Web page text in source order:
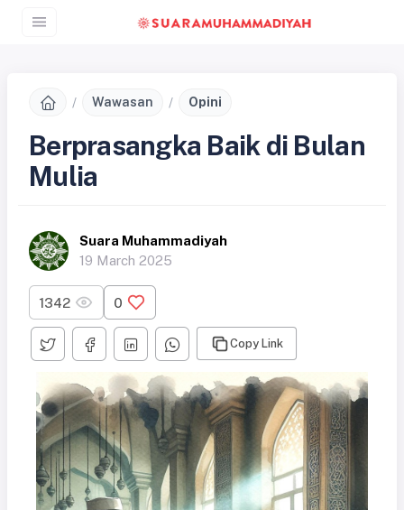
Wawasan Opini
Berprasangka Baik di Bulan
Mulia
Suara Muhammadiyah
19 March 2025
1342 0
Copy Link